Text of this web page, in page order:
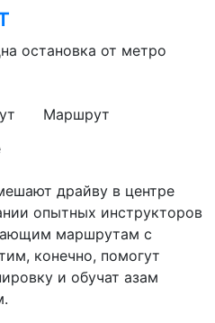
остановка от метро
Маршрут
драйву в центре
опытных инструкторов
маршрутам с
конечно, помогут
и обучат азам